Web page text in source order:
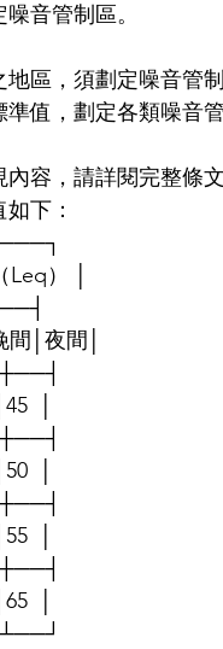
音管制區。
區，須劃定噪音管
值，劃定各類噪音管
容，請詳閱完整條文
下：
） │
│夜間│
│
│
│
│